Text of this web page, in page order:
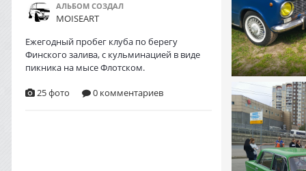
АЛЬБОМ СОЗДАЛ
MOISEART
Ежегодный пробег клуба по берегу
Финского залива, с кульминацией в виде
пикника на мысе Флотском.
25 фото 0 комментариев